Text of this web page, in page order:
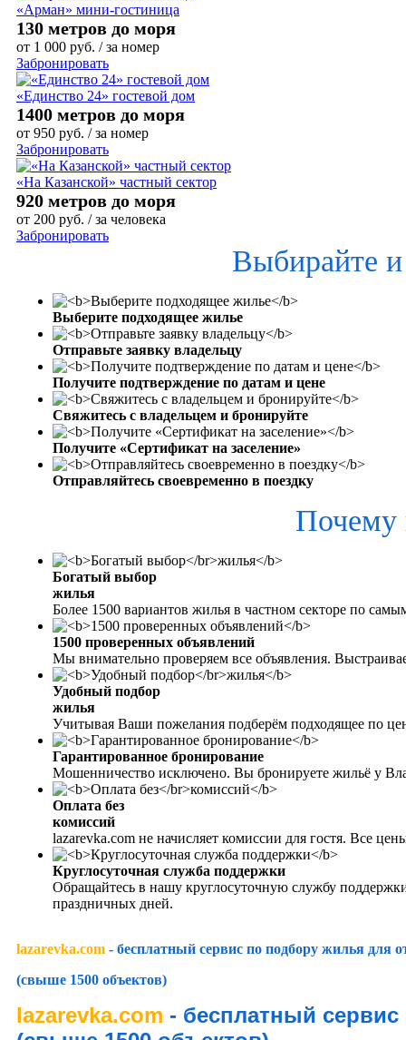
«Арман» мини-гостиница
130 метров до моря
от 1 000 руб. / за номер
Забронировать
«Единство 24» гостевой дом
1400 метров до моря
от 950 руб. / за номер
Забронировать
«На Казанской» частный сектор
920 метров до моря
от 200 руб. / за человека
Забронировать
Выбирайте
Выберите подходящее жилье
Отправьте заявку владельцу
Получите подтверждение по датам и цене
Свяжитесь с владельцем и бронируйте
Получите «Сертификат на заселение»
Отправляйтесь своевременно в поездку
Почему
Богатый выбор
жилья
Более 1500 вариантов жилья в частном секторе по
1500 проверенных объявлений
Мы внимательно проверяем все объявления.
Удобный подбор
жилья
Учитывая Ваши пожелания подберём подходящее по
Гарантированное бронирование
Мошенничество исключено. Вы бронируете жильё у
Оплата без
комиссий
lazarevka.com не начисляет комиссии для гостя. Все
Круглосуточная служба поддержки
Обращайтесь в нашу круглосуточную службу
праздничных дней.
lazarevka.com - бесплатный сервис по подбору жилья для
(свыше 1500 объектов)
lazarevka.com - бесплатный